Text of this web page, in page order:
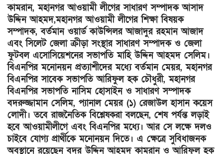
কামরান, মহানগর আওয়ামী লীগের সাধারণ সম্পাদক আসাদ
উদ্দিন আহমদ,মহানগর আওয়ামী লীগের শিক্ষা বিষয়ক
সম্পাদক, বর্তমান ওয়ার্ড কাউন্সিলর আজাদুর রহমান আজাদ
এবং সিলেট জেলা ক্রীড়া সংস্থার সাধারণ সম্পাদক ও জেলা
ফুটবল এসোসিয়েশনের সভাপতি মাহি উদ্দিন আহমদ সেলিম।
বিএনপির মনোনয়ন প্রত্যাশীদের মধ্যে বর্তমান মেয়র, মহানগর
বিএনপির সাবেক সভাপতি আরিফুল হক চৌধুরী, মহানগর
বিএনপির সভাপতি নাসিম হোসাইন ও সাধারণ সম্পাদক
বদরুজ্জামান সেলিম, প্যানাল মেয়র (১) রেজাউল হাসান কয়েস
লোদী। তবে রাজনৈতিক বিশ্লেষকরা বলছেন, শেষ পর্যন্ত লড়াই
হবে আওয়ামীলীগে এবং বিএনপির মধ্যে। আর সে লক্ষে দলও
চাইবে যোগ্য প্রার্থীকে মনোনয়ন দিতে। এ ক্ষেত্রে সুবিধাজনক
অবস্থানে রয়েছেন বদর উদ্দিন আহমদ কামরান ও আরিফুল হক